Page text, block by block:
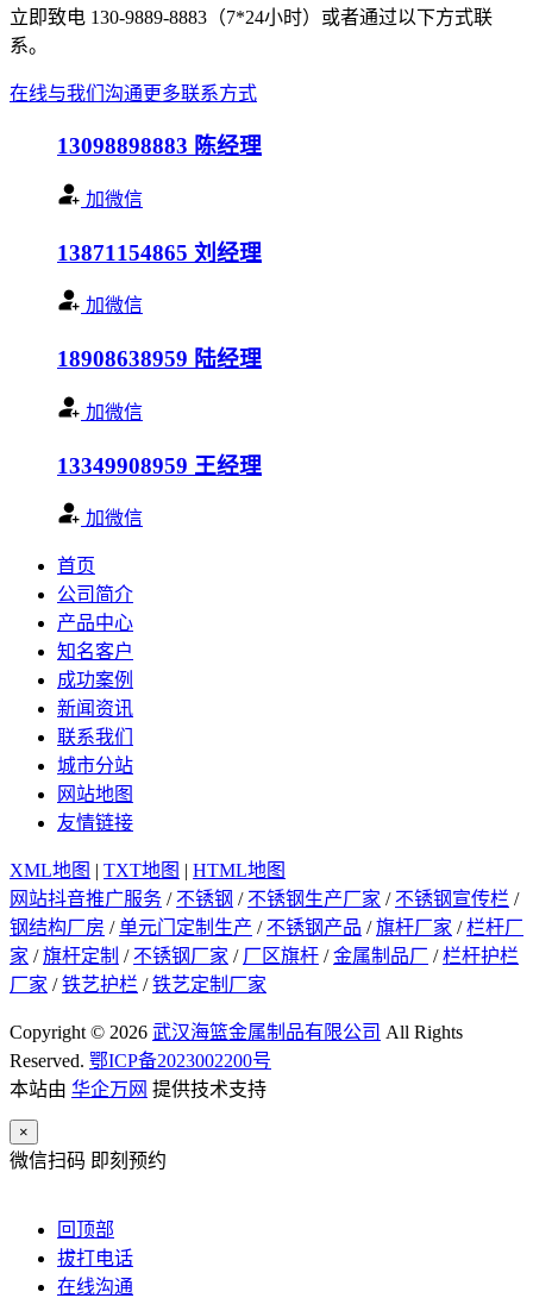
立即致电 130-9889-8883（7*24小时）或者通过以下方式联
系。
在线与我们沟通更多联系方式
13098898883 陈经理
加微信
13871154865 刘经理
加微信
18908638959 陆经理
加微信
13349908959 王经理
加微信
首页
公司简介
产品中心
知名客户
成功案例
新闻资讯
联系我们
城市分站
网站地图
友情链接
XML地图 | TXT地图 | HTML地图
网站抖音推广服务 / 不锈钢 / 不锈钢生产厂家 / 不锈钢宣传栏 /
钢结构厂房 /单元门定制生产 / 不锈钢产品 /旗杆厂家 /栏杆厂
家 /旗杆定制 / 不锈钢厂家 / 厂区旗杆 /金属制品厂 /栏杆护栏
厂家 /铁艺护栏 /铁艺定制厂家
Copyright © 2026 武汉海篮金属制品有限公司 All Rights
Reserved. 鄂ICP备2023002200号
本站由 华企万网 提供技术支持
×
微信扫码 即刻预约
回顶部
拔打电话
在线沟通